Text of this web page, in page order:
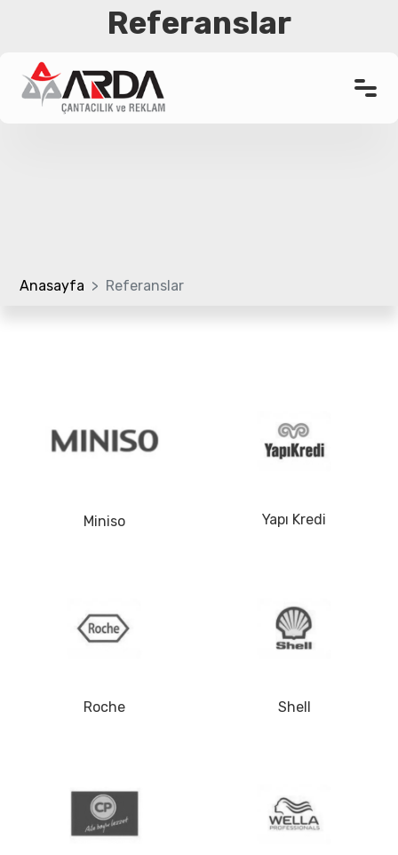
Anasayfa
Referanslar
Referanslar
Anasayfa Referanslar
Miniso Yapı Kredi
Roche Shell